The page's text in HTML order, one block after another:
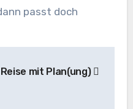
passt doch
Reise mit Plan(ung)